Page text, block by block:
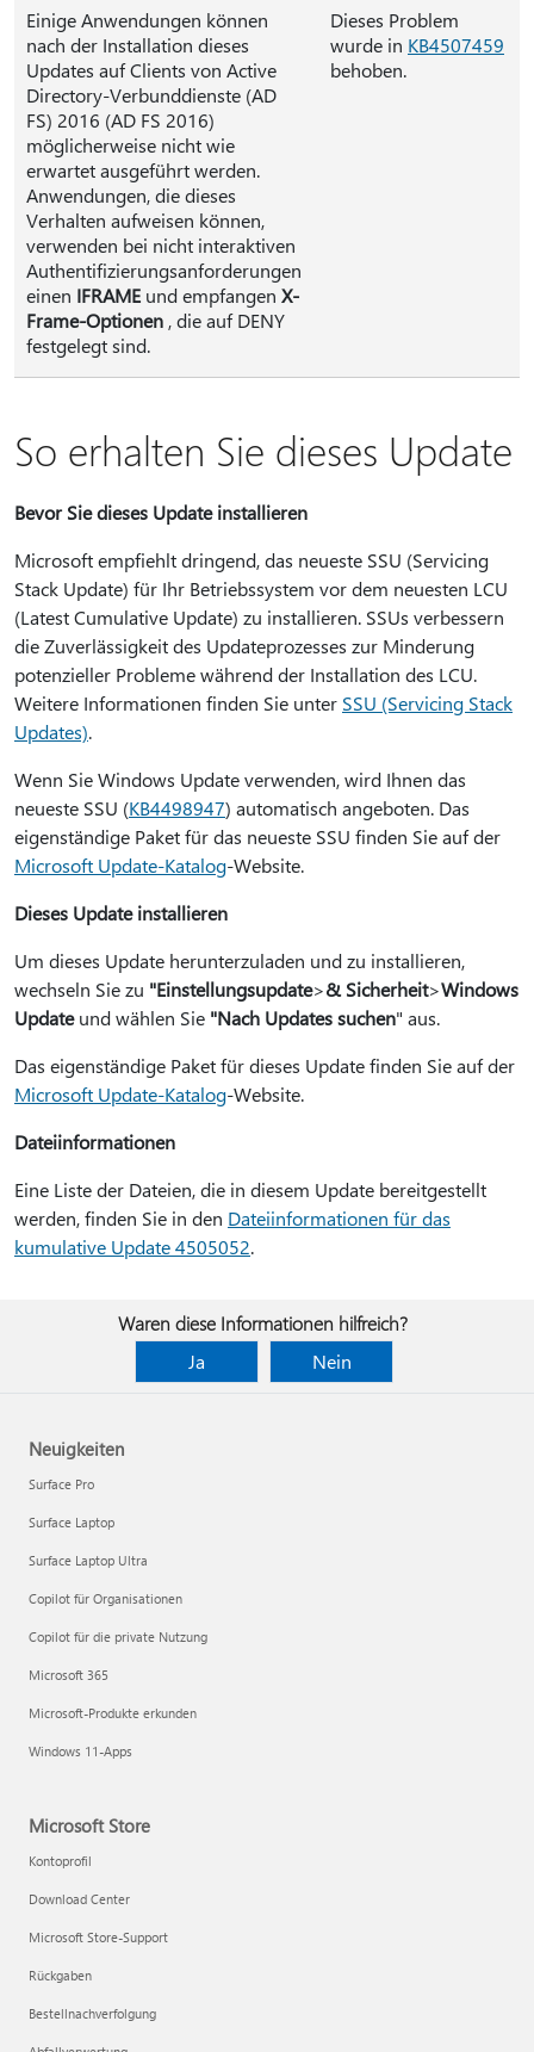
Einige Anwendungen können
nach der Installation dieses
Updates auf Clients von Active
Directory-Verbunddienste (AD
FS) 2016 (AD FS 2016)
möglicherweise nicht wie
erwartet ausgeführt werden.
Anwendungen, die dieses
Verhalten aufweisen können,
verwenden bei nicht interaktiven
Authentifizierungsanforderungen
einen IFRAME und empfangen X-
Frame-Optionen , die auf DENY
festgelegt sind.
Dieses Problem
wurde in KB4507459
behoben.
So erhalten Sie dieses Update
Bevor Sie dieses Update installieren
Microsoft empfiehlt dringend, das neueste SSU (Servicing
Stack Update) für Ihr Betriebssystem vor dem neuesten LCU
(Latest Cumulative Update) zu installieren. SSUs verbessern
die Zuverlässigkeit des Updateprozesses zur Minderung
potenzieller Probleme während der Installation des LCU.
Weitere Informationen finden Sie unter SSU (Servicing Stack
Updates).
Wenn Sie Windows Update verwenden, wird Ihnen das
neueste SSU (KB4498947) automatisch angeboten. Das
eigenständige Paket für das neueste SSU finden Sie auf der
Microsoft Update-Katalog-Website.
Dieses Update installieren
Um dieses Update herunterzuladen und zu installieren,
wechseln Sie zu "Einstellungsupdate>& Sicherheit>Windows
Updateund wählen Sie "Nach Updates suchen" aus.
Das eigenständige Paket für dieses Update finden Sie auf der
Microsoft Update-Katalog-Website.
Dateiinformationen
Eine Liste der Dateien, die in diesem Update bereitgestellt
werden, finden Sie in den Dateiinformationen für das
kumulative Update 4505052.
Waren diese Informationen hilfreich?
Ja
Nein
Neuigkeiten
Surface Pro
Surface Laptop
Surface Laptop Ultra
Copilot für Organisationen
Copilot für die private Nutzung
Microsoft 365
Microsoft-Produkte erkunden
Windows 11-Apps
Microsoft Store
Kontoprofil
Download Center
Microsoft Store-Support
Rückgaben
Bestellnachverfolgung